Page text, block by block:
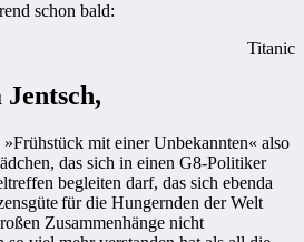
schon bald:
Titanic
mit einer Unbekannten« also
das sich in einen G8-Politiker
begleiten darf, das sich ebenda
für die Hungernden der Welt
Zusammenhänge nicht